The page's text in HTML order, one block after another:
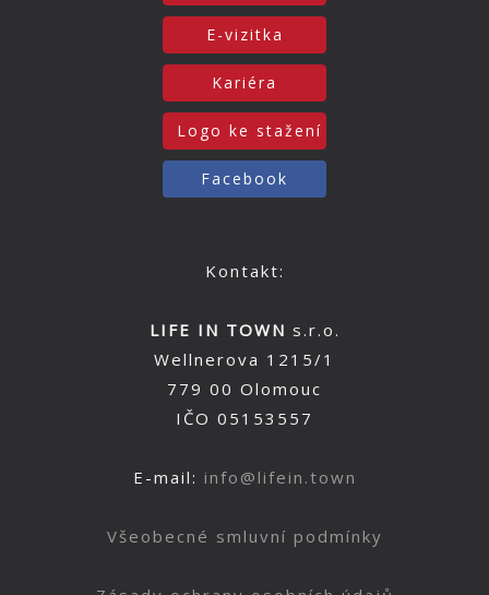
E-vizitka
Kariéra
Logo ke stažení
Facebook
Kontakt:
LIFE IN TOWN s.r.o.
Wellnerova 1215/1
779 00 Olomouc
IČO 05153557
E-mail: info@lifein.town
Všeobecné smluvní podmínky